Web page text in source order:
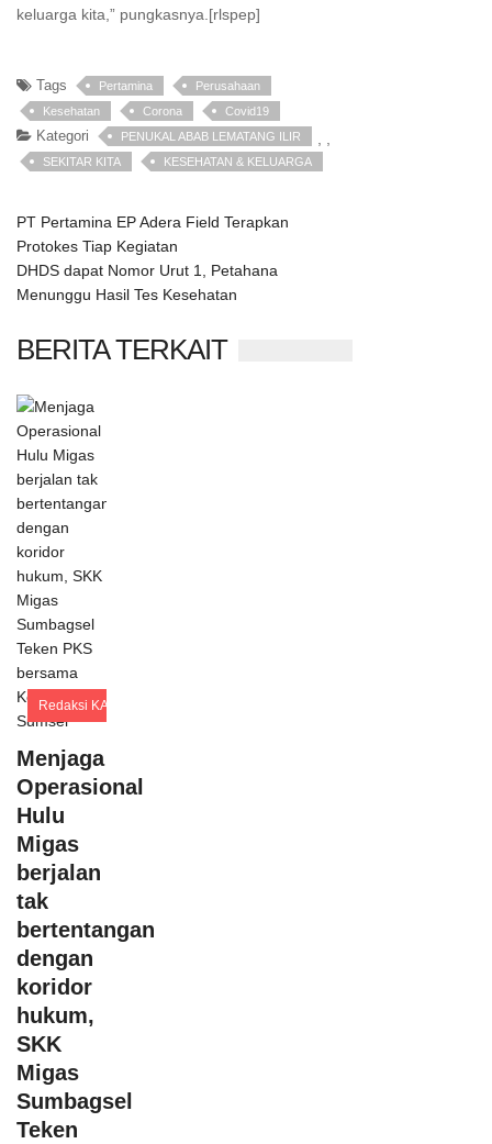
keluarga kita,” pungkasnya.[rlspep]
Tags Pertamina
Perusahaan
Kesehatan
Corona Covid19
Kategori PENUKAL ABAB LEMATANG ILIR
SEKITAR KITA KESEHATAN & KELUARGA
PT Pertamina EP Adera Field Terapkan
Protokes Tiap Kegiatan
DHDS dapat Nomor Urut 1, Petahana
Menunggu Hasil Tes Kesehatan
BERITA TERKAIT
Redaksi KABARPALI
Menjaga
Operasional
Hulu
Migas
berjalan
tak
bertentangan
dengan
koridor
hukum,
SKK
Migas
Sumbagsel
Teken